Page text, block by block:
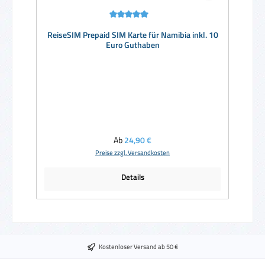
ReiseSIM Prepaid SIM Karte für Namibia inkl. 10
Euro Guthaben
Regulärer Preis:
Ab24,90 €
Preise zzgl. Versandkosten
Details
Kostenloser Versand ab 50 €